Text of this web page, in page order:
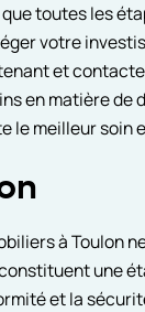
toutes les
votre
et
en matière de
le meilleur soin
à Toulon
une
et la